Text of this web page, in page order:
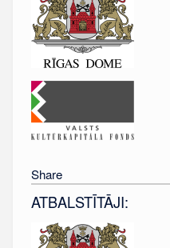
Share
ATBALSTĪTĀJI: